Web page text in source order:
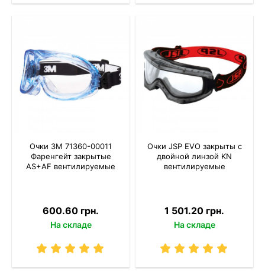
Очки 3M 71360-00011
Фаренгейт закрытые
AS+AF вентилируемые
600.60 грн.
На складе
Очки JSP EVO закрыты с
двойной линзой KN
вентилируемые
1 501.20 грн.
На складе